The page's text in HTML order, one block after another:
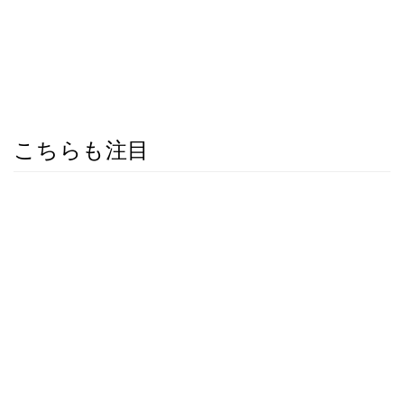
こちらも注目